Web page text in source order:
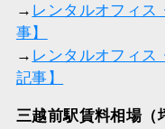
→ レンタルオフィス
事】
→ レンタルオフィス
記事】
三越前駅賃料相場（